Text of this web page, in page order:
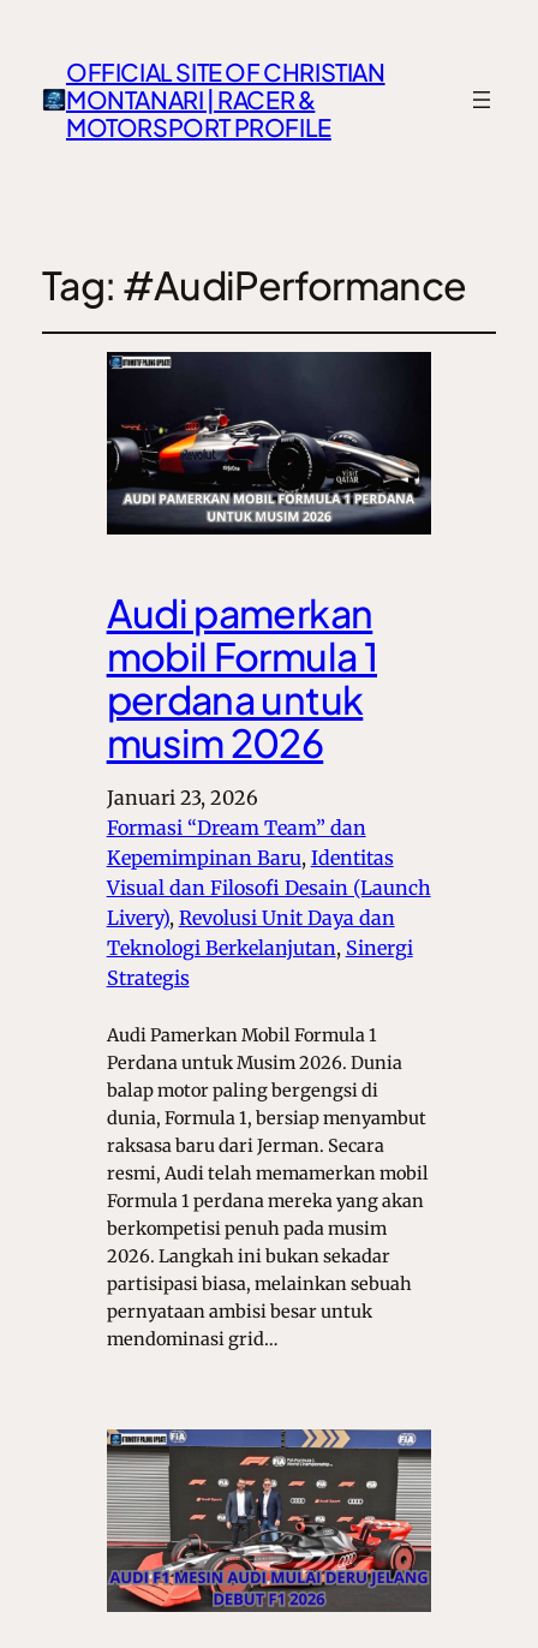
OFFICIAL SITE OF CHRISTIAN
MONTANARI | RACER &
MOTORSPORT PROFILE
Tag: #AudiPerformance
Audi pamerkan
mobil Formula 1
perdana untuk
musim 2026
Januari 23, 2026
Formasi “Dream Team” dan
Kepemimpinan Baru, Identitas
Visual dan Filosofi Desain (Launch
Livery), Revolusi Unit Daya dan
Teknologi Berkelanjutan, Sinergi
Strategis
Audi Pamerkan Mobil Formula 1
Perdana untuk Musim 2026. Dunia
balap motor paling bergengsi di
dunia, Formula 1, bersiap menyambut
raksasa baru dari Jerman. Secara
resmi, Audi telah memamerkan mobil
Formula 1 perdana mereka yang akan
berkompetisi penuh pada musim
2026. Langkah ini bukan sekadar
partisipasi biasa, melainkan sebuah
pernyataan ambisi besar untuk
mendominasi grid…